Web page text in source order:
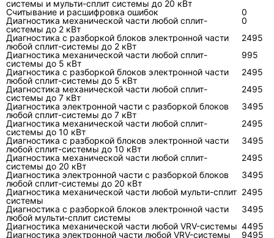
электроники и помещения от воды.
Наружный блок очищают с учётом состояния
ламелей и безопасного доступа. Если он
установлен на фасаде без нормального
подхода, обслуживание превращается в
высотную работу, а не в бытовую чистку.
Узел Что делают
Что измеряют или
оценивают
Фильтры и
испаритель
Удаляют пыль и налёт
без повреждения
Равномерность
воздушного потока
Крыльчатк
а и
вентилятор
Очищают, проверяют
крепление
Шум, вибрацию,
системы и мульти-сплит системы до 20 кВт
Считывание и расшифровка ошибок
0
Диагностика механической части любой сплит-
системы до 2 кВт
0
Диагностика с разборкой блоков электронной части
любой сплит-системы до 2 кВт
2495
Диагностика механической части любой сплит-
системы до 5 кВт
995
Диагностика с разборкой блоков электронной части
любой сплит-системы до 5 кВт
2495
Диагностика механической части любой сплит-
системы до 7 кВт
2495
Диагностика электронной части с разборкой блоков
любой сплит-системы до 7 кВт
3495
Диагностика механической части любой сплит-
системы до 10 кВт
2495
Диагностика с разборкой блоков электронной части
любой сплит-системы до 10 кВт
3495
Диагностика механической части любой сплит-
системы до 20 кВт
2495
Диагностика электронной части с разборкой блоков
любой сплит-системы до 20 кВт
3495
Диагностика механической части любой мульти-сплит
системы
2495
Диагностика с разборкой блоков электронной части
любой мульти-сплит системы
3495
Диагностика механической части любой VRV-системы 4495
Диагностика электронной части любой VRV-системы
9495